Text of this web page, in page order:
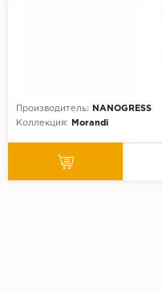
Производитель:
NANOGRESS
Коллекция:
Morandi